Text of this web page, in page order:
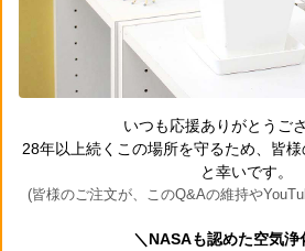
いつも応援ありがとうご
28年以上続くこの場所を守るため、皆
と幸いです。
(皆様のご注文が、このQ&Aの維持や
＼NASAも認めた空気浄